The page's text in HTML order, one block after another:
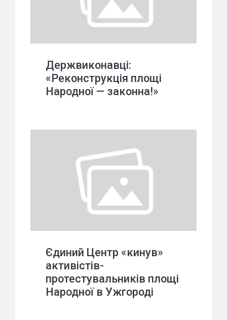
Держвиконавці:
«Реконструкція площі
Народної — законна!»
Єдиний Центр «кинув»
активістів-
протестувальників площі
Народної в Ужгороді